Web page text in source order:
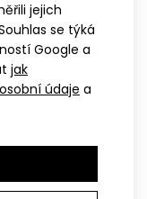
jejich
se týká
Google a
jak
údaje a
299 Kč